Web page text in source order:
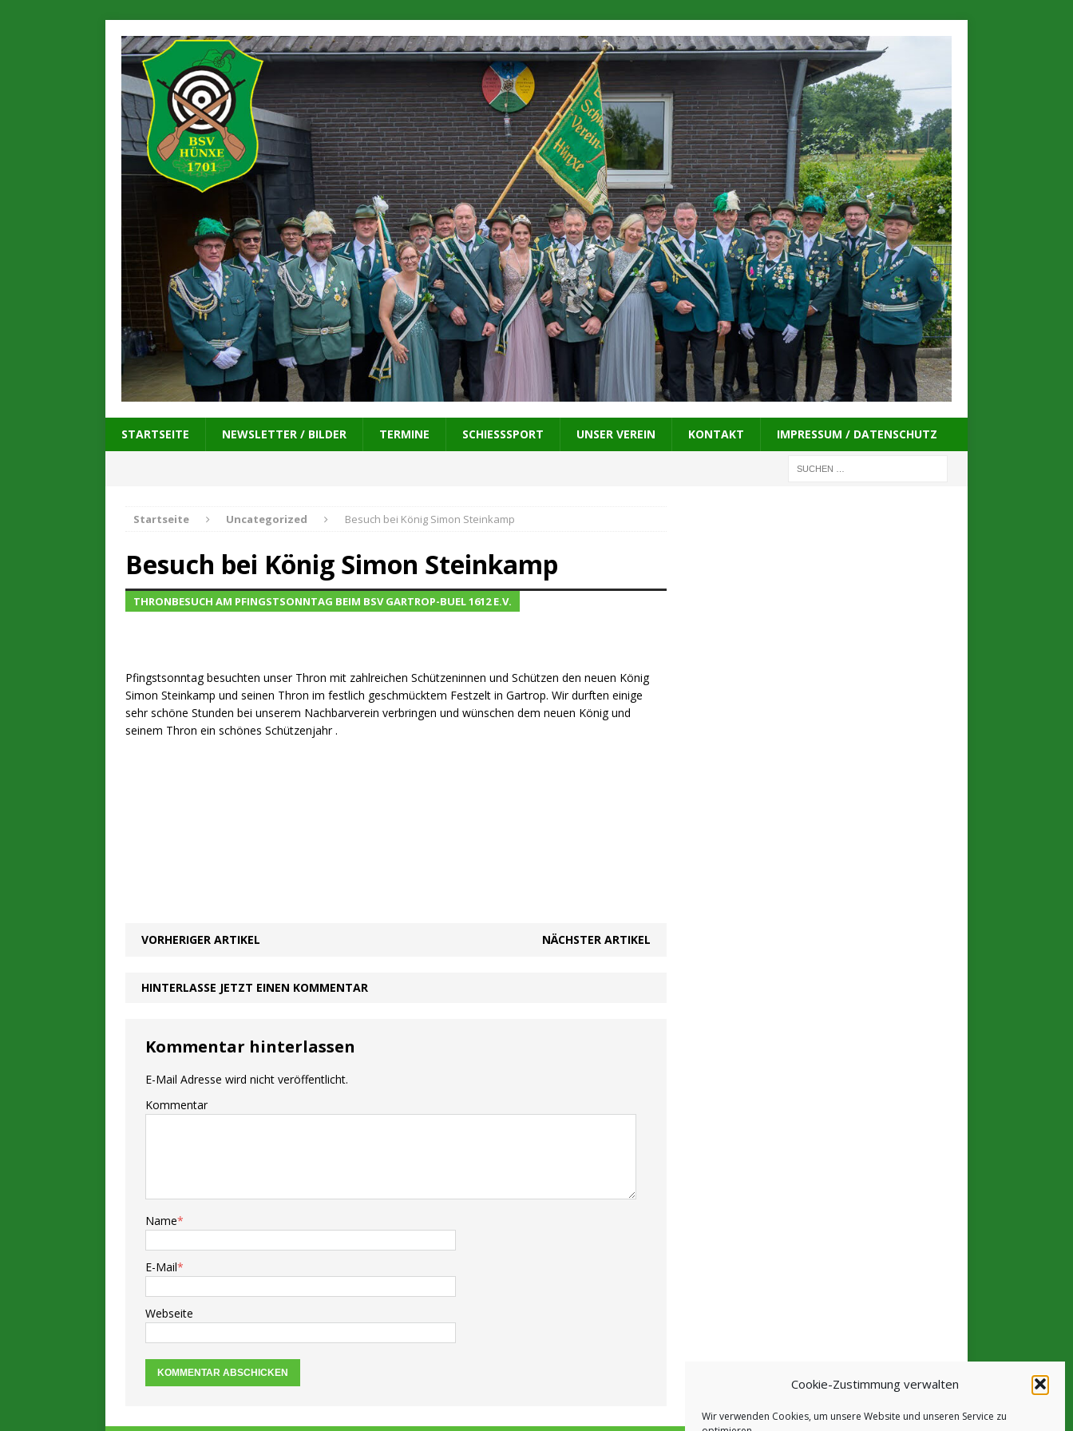
Cookie-Zustimmung verwalten
Wir verwenden Cookies, um unsere Website und unseren Service zu
STARTSEITE NEWSLETTER / BILDER TERMINE SCHIESSSPORT UNSER VEREIN KONTAKT IMPRESSUM / DATENSCHUTZ
Startseite Uncategorized Besuch bei König Simon Steinkamp
Besuch bei König Simon Steinkamp
THRONBESUCH AM PFINGSTSONNTAG BEIM BSV GARTROP-BUEL 1612 E.V.
Pfingstsonntag besuchten unser Thron mit zahlreichen Schützeninnen und Schützen den neuen König
Simon Steinkamp und seinen Thron im festlich geschmücktem Festzelt in Gartrop. Wir durften einige
sehr schöne Stunden bei unserem Nachbarverein verbringen und wünschen dem neuen König und
seinem Thron ein schönes Schützenjahr .
VORHERIGER ARTIKEL NÄCHSTER ARTIKEL
HINTERLASSE JETZT EINEN KOMMENTAR
Kommentar hinterlassen
E-Mail Adresse wird nicht veröffentlicht.
Kommentar
Name*
E-Mail*
Webseite